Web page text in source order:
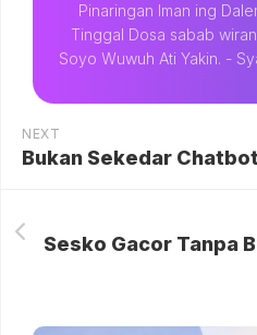
Pinaringan Iman ing
Tinggal Dosa sabab
Soyo Wuwuh Ati Yakin. -
NEXT